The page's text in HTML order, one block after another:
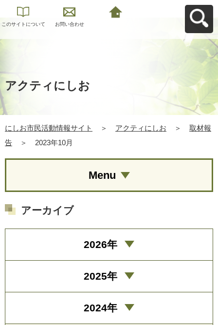
このサイトについて お問い合わせ
アクティにしお
にしお市民活動情報サイト ＞ アクティにしお ＞
取材報
告
＞ 2023年10月
Menu
アーカイブ
2026年
2025年
2024年